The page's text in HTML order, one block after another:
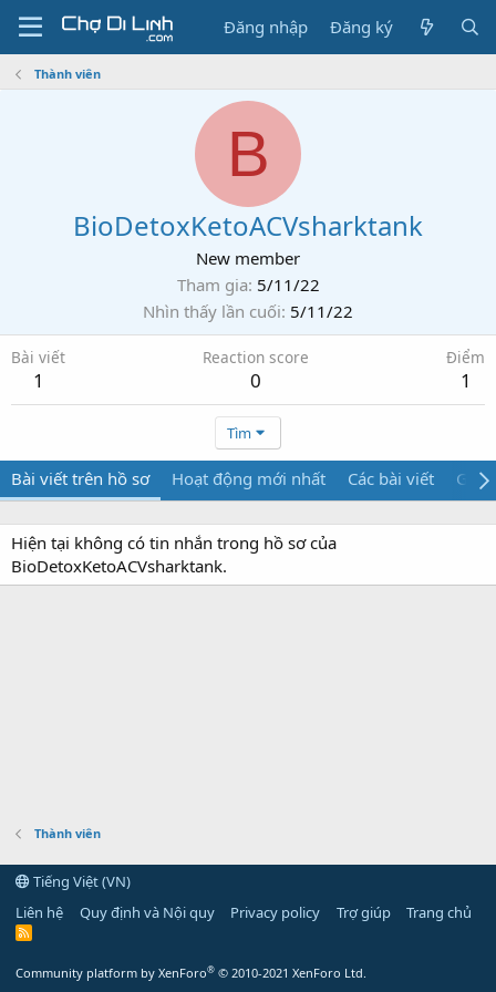
Đăng nhập Đăng ký
Thành viên
B
BioDetoxKetoACVsharktank
New member
Tham gia 5/11/22
Nhìn thấy lần cuối 5/11/22
Bài viết
1
Reaction score
0
Điểm
1
Tìm
Bài viết trên hồ sơ Hoạt động mới nhất Các bài viết Giới
Hiện tại không có tin nhắn trong hồ sơ của
BioDetoxKetoACVsharktank.
Thành viên
Tiếng Việt (VN)
Liên hệ
Quy định và Nội quy Privacy policy Trợ giúp Trang chủ
R
Community platform by XenForo® © 2010-2021 XenForo Ltd.